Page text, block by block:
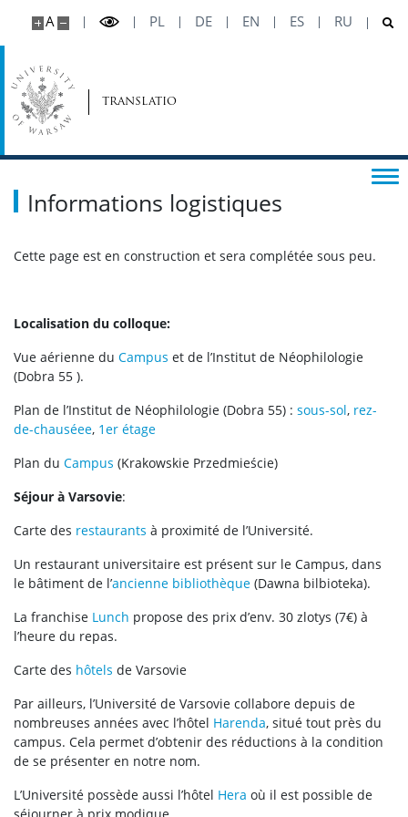
A PL DE EN ES RU
TRANSLATIO
Informations logistiques
Cette page est en construction et sera complétée sous peu.
Localisation du colloque:
Vue aérienne du Campus et de l’Institut de Néophilologie
(Dobra 55 ).
Plan de l’Institut de Néophilologie (Dobra 55) : sous-sol, rez-
de-chauséee, 1er étage
Plan du Campus (Krakowskie Przedmieście)
Séjour à Varsovie:
Carte des restaurants à proximité de l’Université.
Un restaurant universitaire est présent sur le Campus, dans
le bâtiment de l’ancienne bibliothèque (Dawna bilbioteka).
La franchise Lunch propose des prix d’env. 30 zlotys (7€) à
l’heure du repas.
Carte des hôtels de Varsovie
Par ailleurs, l’Université de Varsovie collabore depuis de
nombreuses années avec l’hôtel Harenda, situé tout près du
campus. Cela permet d’obtenir des réductions à la condition
de se présenter en notre nom.
L’Université possède aussi l’hôtel Hera où il est possible de